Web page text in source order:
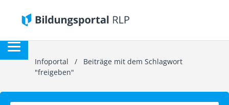
Infoportal / Beiträge mit dem Schlagwort
"freigeben"